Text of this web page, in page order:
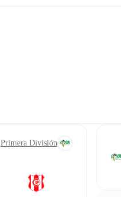
Primera División